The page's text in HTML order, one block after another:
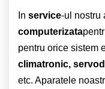
In service-ul nostru
computerizata
pentru orice sistem
climatronic,
etc. Aparatele